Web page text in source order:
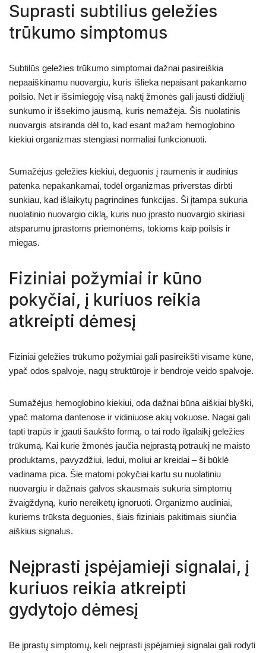
Suprasti subtilius geležies
trūkumo simptomus
Subtilūs geležies trūkumo simptomai dažnai pasireiškia
nepaaiškinamu nuovargiu, kuris išlieka nepaisant pakankamo
poilsio. Net ir išsimiegoję visą naktį žmonės gali jausti didžiulį
sunkumo ir išsekimo jausmą, kuris nemažėja. Šis nuolatinis
nuovargis atsiranda dėl to, kad esant mažam hemoglobino
kiekiui organizmas stengiasi normaliai funkcionuoti.
Sumažėjus geležies kiekiui, deguonis į raumenis ir audinius
patenka nepakankamai, todėl organizmas priverstas dirbti
sunkiau, kad išlaikytų pagrindines funkcijas. Ši įtampa sukuria
nuolatinio nuovargio ciklą, kuris nuo įprasto nuovargio skiriasi
atsparumu įprastoms priemonėms, tokioms kaip poilsis ir
miegas.
Fiziniai požymiai ir kūno
pokyčiai, į kuriuos reikia
atkreipti dėmesį
Fiziniai geležies trūkumo požymiai gali pasireikšti visame kūne,
ypač odos spalvoje, nagų struktūroje ir bendroje veido spalvoje.
Sumažėjus hemoglobino kiekiui, oda dažnai būna aiškiai blyški,
ypač matoma dantenose ir vidiniuose akių vokuose. Nagai gali
tapti trapūs ir įgauti šaukšto formą, o tai rodo ilgalaikį geležies
trūkumą. Kai kurie žmonės jaučia neįprastą potraukį ne maisto
produktams, pavyzdžiui, ledui, moliui ar kreidai – ši būklė
vadinama pica. Šie matomi pokyčiai kartu su nuolatiniu
nuovargiu ir dažnais galvos skausmais sukuria simptomų
žvaigždyną, kurio nereikėtų ignoruoti. Organizmo audiniai,
kuriems trūksta deguonies, šiais fiziniais pakitimais siunčia
aiškius signalus.
Neįprasti įspėjamieji signalai, į
kuriuos reikia atkreipti
gydytojo dėmesį
Be įprastų simptomų, keli neįprasti įspėjamieji signalai gali rodyti